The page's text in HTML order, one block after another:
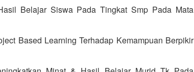
Belajar Siswa Pada Tingkat Smp Pada Mata
Based Learning Terhadap Kemampuan Berpikir